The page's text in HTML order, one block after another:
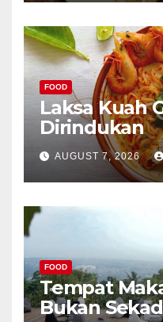
FOOD
Laksa Kuah
Dirindukan
AUGUST 7, 2026
FOOD
Tempat
Bukan